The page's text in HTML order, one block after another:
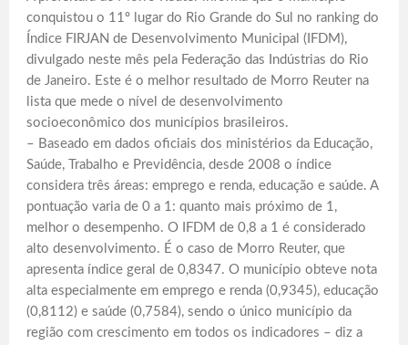
conquistou o 11º lugar do Rio Grande do Sul no ranking do
Índice FIRJAN de Desenvolvimento Municipal (IFDM),
divulgado neste mês pela Federação das Indústrias do Rio
de Janeiro. Este é o melhor resultado de Morro Reuter na
lista que mede o nível de desenvolvimento
socioeconômico dos municípios brasileiros.
– Baseado em dados oficiais dos ministérios da Educação,
Saúde, Trabalho e Previdência, desde 2008 o índice
considera três áreas: emprego e renda, educação e saúde. A
pontuação varia de 0 a 1: quanto mais próximo de 1,
melhor o desempenho. O IFDM de 0,8 a 1 é considerado
alto desenvolvimento. É o caso de Morro Reuter, que
apresenta índice geral de 0,8347. O município obteve nota
alta especialmente em emprego e renda (0,9345), educação
(0,8112) e saúde (0,7584), sendo o único município da
região com crescimento em todos os indicadores – diz a